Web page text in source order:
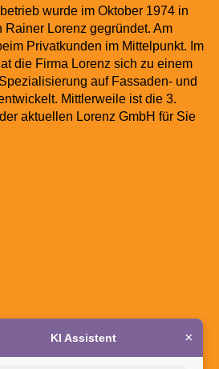
wurde im Oktober 1974 in
Rainer Lorenz gegründet. Am
Privatkunden im Mittelpunkt. Im
die Firma Lorenz sich zu einem
auf Fassaden- und
Mittlerweile ist die 3.
aktuellen Lorenz GmbH für Sie
KI Assistent ×